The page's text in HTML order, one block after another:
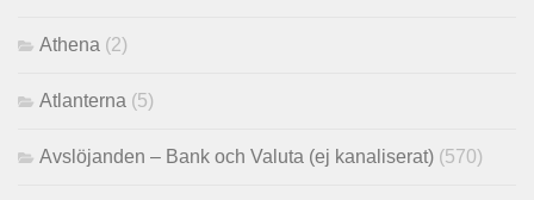
Athena (2)
Atlanterna (5)
Avslöjanden – Bank och Valuta (ej kanaliserat) (570)